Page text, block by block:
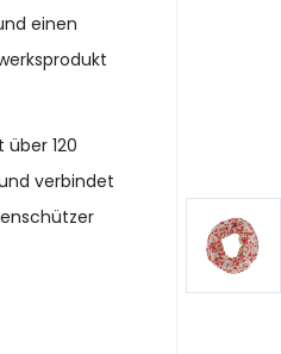
einen
120
verbindet